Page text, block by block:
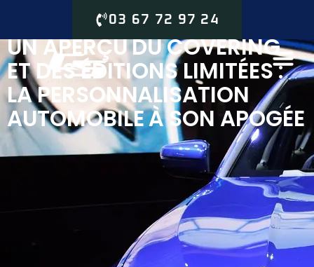
UN APERÇU DU COVERING
ET DES ÉDITIONS LIMITÉES :
LA PERSONNALISATION
AUTOMOBILE À SON APOGÉE
03 67 72 97 24